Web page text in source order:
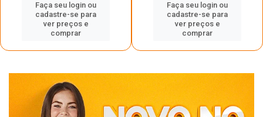
Faça seu login ou
cadastre-se para
ver preços e
comprar
Faça seu login ou
cadastre-se para
ver preços e
comprar